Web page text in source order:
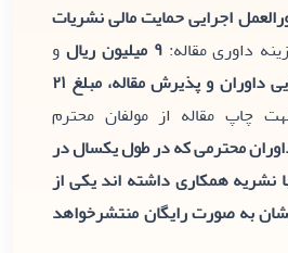
اجرایی حمایت مالی نشریات
داوری مقاله:۹ میلیون ریال
و
تایید نهایی داوران و پذیرش مقاله، مبلغ ۲۱
چاپ مقاله از مولفان محترم
محترمی که در طول یکسال در
مقاله با نشریه همکاری داشته اند یکی از
به صورت رایگان منتشرخواهد